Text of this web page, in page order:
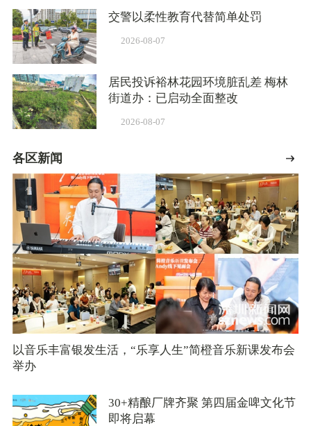
交警以柔性教育代替简单处罚
2026-08-07
居民投诉裕林花园环境脏乱差 梅林
街道办：已启动全面整改
2026-08-07
各区新闻
以音乐丰富银发生活，“乐享人生”简橙音乐新课发布会
举办
30+精酿厂牌齐聚 第四届金啤文化节
即将启幕